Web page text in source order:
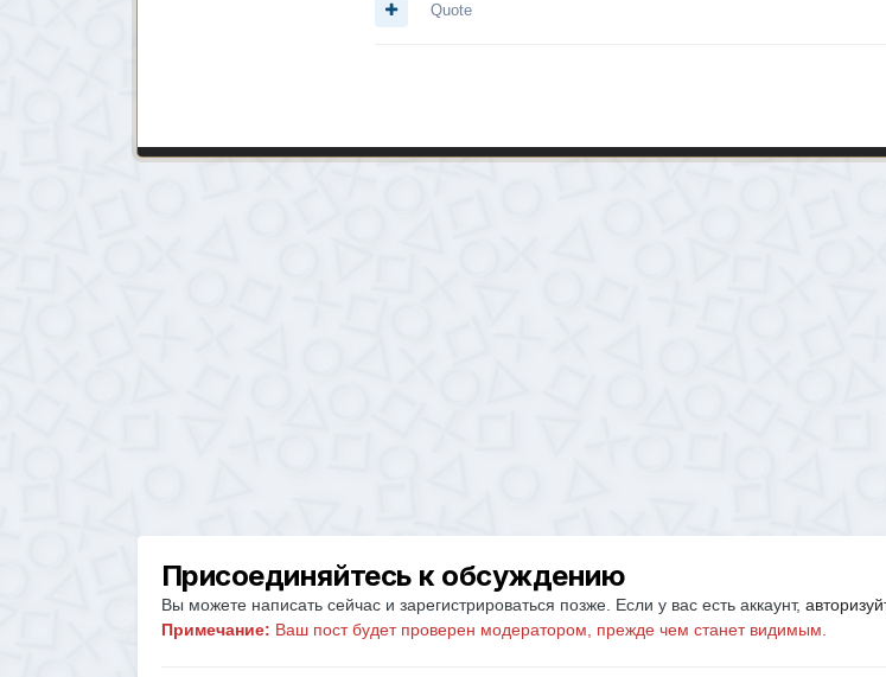
Quote
Присоединяйтесь к обсуждению
Вы можете написать сейчас и зарегистрироваться позже. Если у вас есть аккаунт,
Примечание: Ваш пост будет проверен модератором, прежде чем станет видимым.